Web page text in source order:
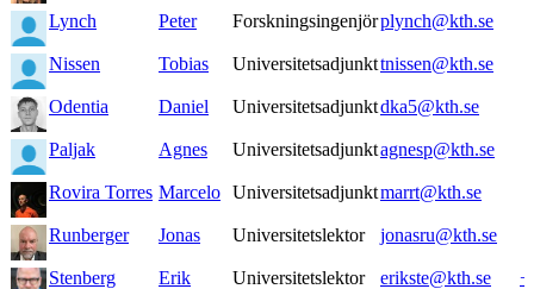
Lynch Peter Forskningsingenjörplynch@kth.se
Nissen Tobias Universitetsadjunkttnissen@kth.se
Odentia Daniel Universitetsadjunktdka5@kth.se
Paljak Agnes Universitetsadjunktagnesp@kth.se
Rovira Torres Marcelo Universitetsadjunktmarrt@kth.se
Runberger Jonas Universitetslektor jonasru@kth.se
Stenberg Erik Universitetslektor erikste@kth.se